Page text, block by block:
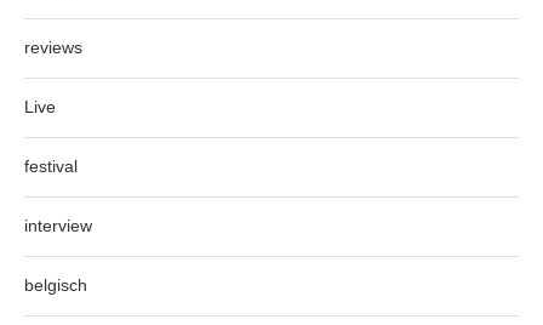
reviews
Live
festival
interview
belgisch